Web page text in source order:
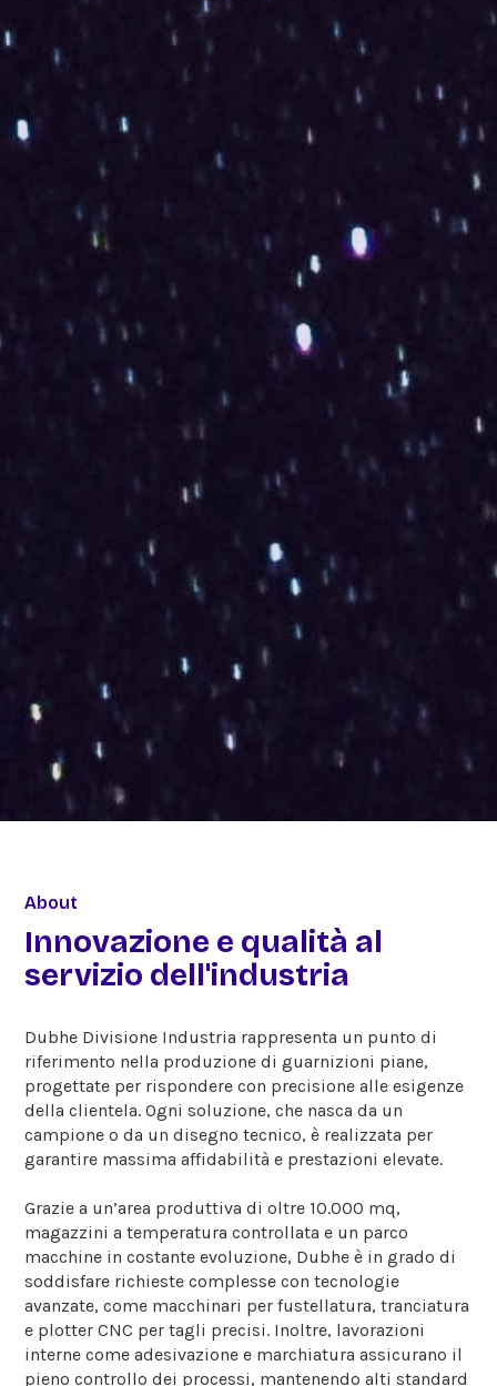
About
Innovazione e qualità al
servizio dell'industria
Dubhe Divisione Industria rappresenta un punto di
riferimento nella produzione di guarnizioni piane,
progettate per rispondere con precisione alle esigenze
della clientela. Ogni soluzione, che nasca da un
campione o da un disegno tecnico, è realizzata per
garantire massima affidabilità e prestazioni elevate.
Grazie a un’area produttiva di oltre 10.000 mq,
magazzini a temperatura controllata e un parco
macchine in costante evoluzione, Dubhe è in grado di
soddisfare richieste complesse con tecnologie
avanzate, come macchinari per fustellatura, tranciatura
e plotter CNC per tagli precisi. Inoltre, lavorazioni
interne come adesivazione e marchiatura assicurano il
pieno controllo dei processi, mantenendo alti standard